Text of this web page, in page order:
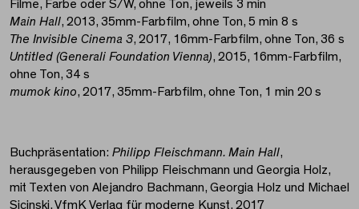
Filme, Farbe oder S/W, ohne Ton, jeweils 3 min
Main Hall, 2013, 35mm-Farbfilm, ohne Ton, 5 min 8 s
The Invisible Cinema 3, 2017, 16mm-Farbfilm, ohne Ton, 36 s
Untitled (Generali Foundation Vienna), 2015, 16mm-Farbfilm,
ohne Ton, 34 s
mumok kino, 2017, 35mm-Farbfilm, ohne Ton, 1 min 20 s
Buchpräsentation: Philipp Fleischmann. Main Hall,
herausgegeben von Philipp Fleischmann und Georgia Holz,
mit Texten von Alejandro Bachmann, Georgia Holz und Michael
Sicinski, VfmK Verlag für moderne Kunst, 2017